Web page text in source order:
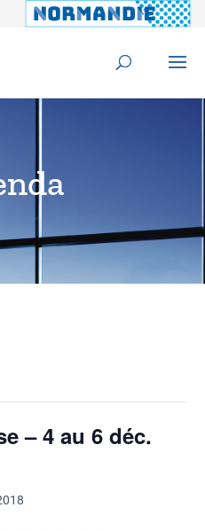
– 4 au 6 déc.